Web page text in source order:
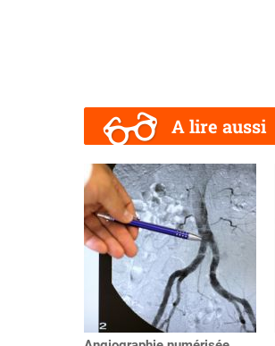
A lire aussi
Précédent